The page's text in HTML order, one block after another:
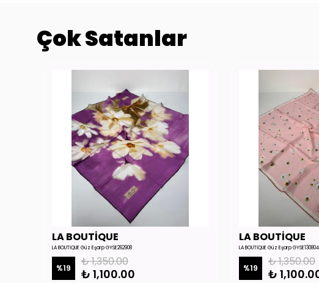
Çok Satanlar
LA BOUTİQUE
LA BOUTİQUE Güz Eşarp GYSE262908
%19 ₺ 1,350.00
₺ 1,100.00
LA BOUTİQUE
LA BOUTİQUE Güz Eşarp GYSE130804
%19 ₺ 1,350.00
₺